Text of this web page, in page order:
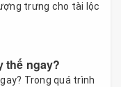
trưng cho tài lộc
thế ngay?
Trong quá trình